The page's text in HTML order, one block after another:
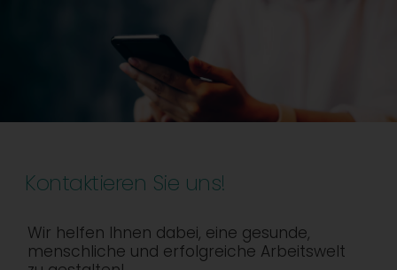
Kontaktieren Sie uns!
Wir helfen Ihnen dabei, eine gesunde,
menschliche und erfolgreiche Arbeitswelt